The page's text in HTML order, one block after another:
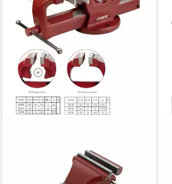
Maschinenschraubstock
Schraubstock mit Vierkant-